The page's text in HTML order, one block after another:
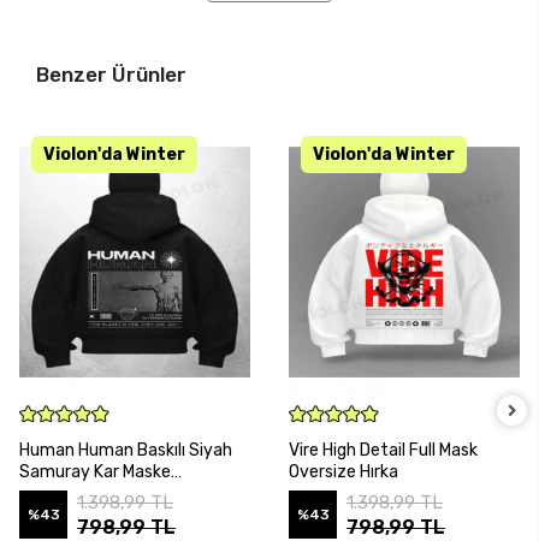
Benzer Ürünler
Human Human Baskılı Siyah
Samuray Kar Maske
Sweatshirt Hırka
%43
1.398,99 TL
798,99 TL
Vire High Detail Full Mask
Oversize Hırka
%43
1.398,99 TL
798,99 TL